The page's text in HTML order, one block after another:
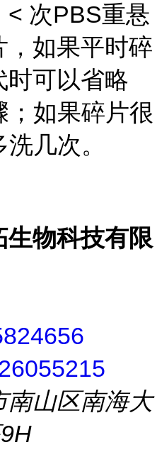
< 次PBS重悬
，如果平时碎
时可以省略
；如果碎片很
几次。
物科技有限
南山区南海大